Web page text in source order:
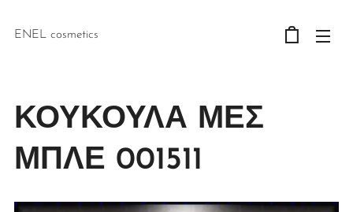
ENEL cosmetics
ΚΟΥΚΟΥΛΑ ΜΕΣ
ΜΠΛΕ 001511